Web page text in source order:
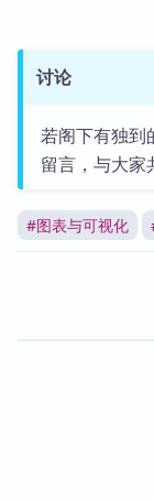
讨论
若阁下有独到
留言，与大家
#图表与可视化